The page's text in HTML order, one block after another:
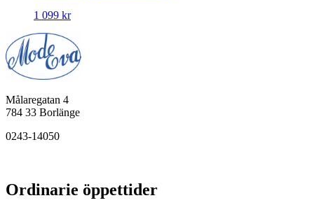
1 099 kr
Målaregatan 4
784 33 Borlänge
0243-14050
Ordinarie öppettider